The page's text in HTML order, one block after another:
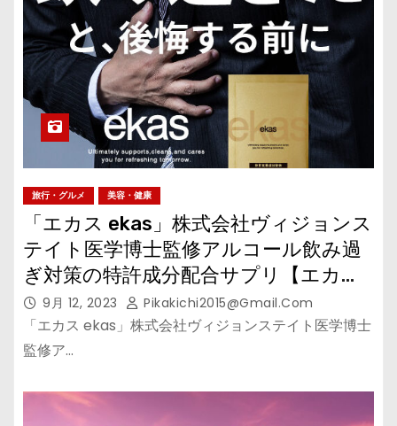
旅行・グルメ 美容・健康
「エカス ekas」株式会社ヴィジョンス
テイト医学博士監修アルコール飲み過
ぎ対策の特許成分配合サプリ【エカ
ス】9月 12, 2023 Pikakichi2015@gmail.com
「エカス ekas」株式会社ヴィジョンステイト医学博士
監修ア…